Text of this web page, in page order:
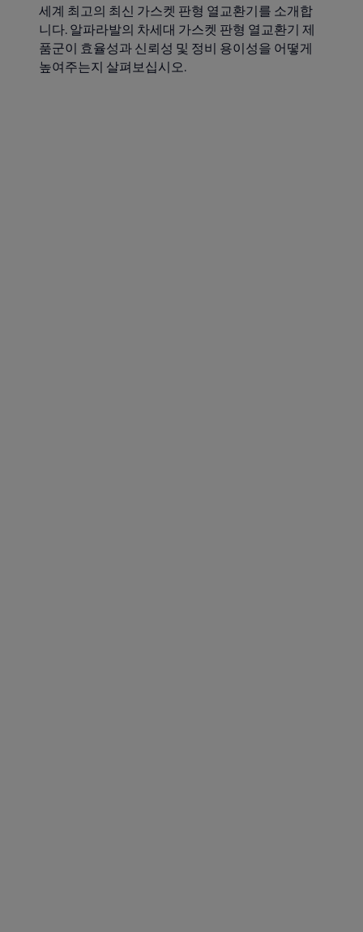
세계 최고의 최신 가스켓 판형 열교환기를 소개합
니다. 알파라발의 차세대 가스켓 판형 열교환기 제
품군이 효율성과 신뢰성 및 정비 용이성을 어떻게
높여주는지 살펴보십시오.